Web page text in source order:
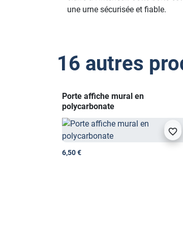
une urne sécurisée et fiable.
16 autres
Porte affiche mural en
polycarbonate
visibility
favorite_border
6,50 €